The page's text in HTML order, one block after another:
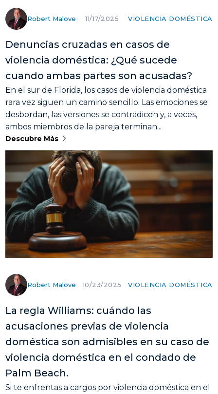
Robert Malove 11/17/2025 VIOLENCIA DOMÉSTICA
Denuncias cruzadas en casos de
violencia doméstica: ¿Qué sucede
cuando ambas partes son acusadas?
En el sur de Florida, los casos de violencia doméstica
rara vez siguen un camino sencillo. Las emociones se
desbordan, las versiones se contradicen y, a veces,
ambos miembros de la pareja terminan...
Descubre Más
Robert Malove 10/23/2025 VIOLENCIA DOMÉSTICA
La regla Williams: cuándo las
acusaciones previas de violencia
doméstica son admisibles en su caso de
violencia doméstica en el condado de
Palm Beach.
Si te enfrentas a cargos por violencia doméstica en el